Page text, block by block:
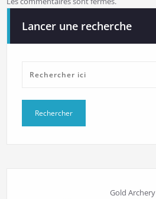
Lancer une recherche
Gold Archery